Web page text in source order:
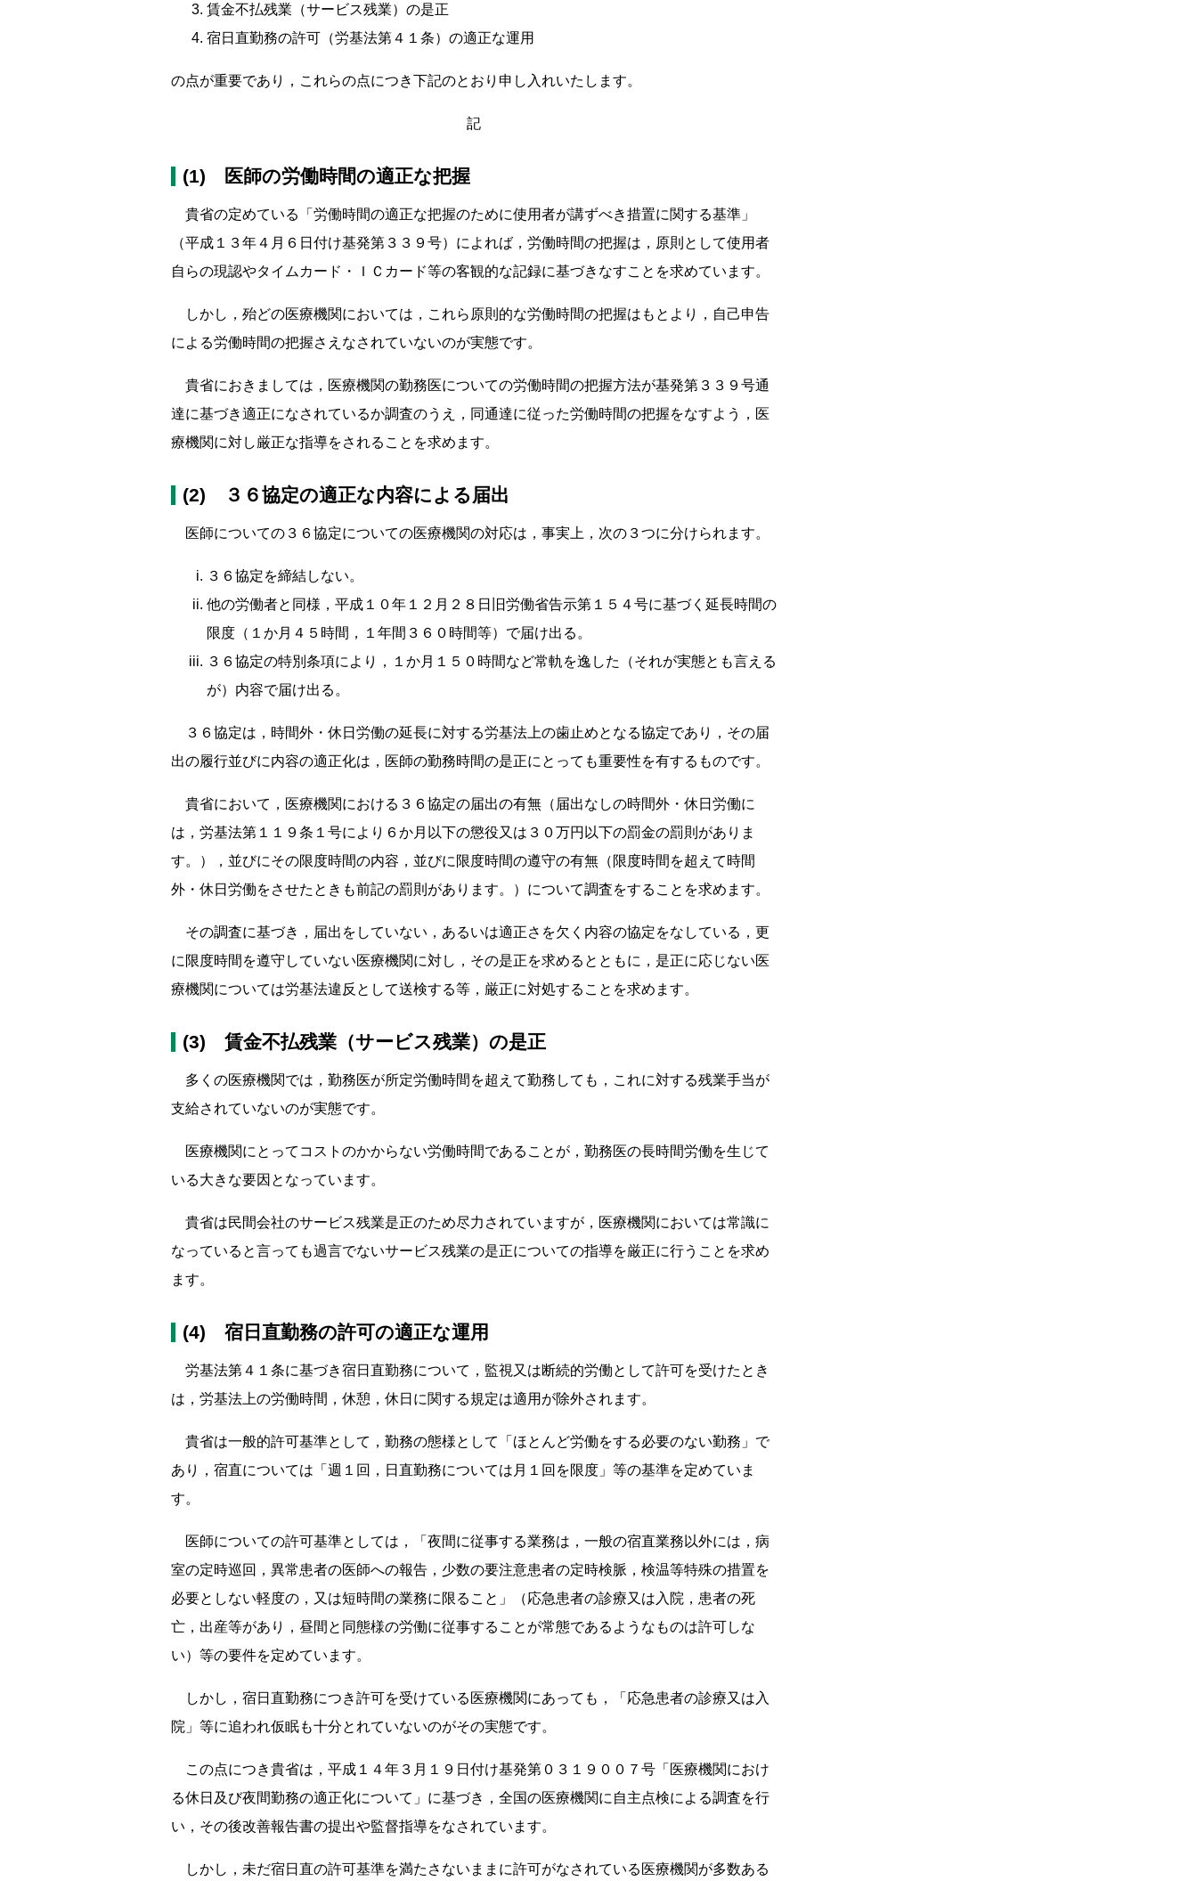
賃金不払残業（サービス残業）の是正
宿日直勤務の許可（労基法第４１条）の適正な運用
の点が重要であり，これらの点につき下記のとおり申し入れいたします。
記
(1) 医師の労働時間の適正な把握
貴省の定めている「労働時間の適正な把握のために使用者が講ずべき措置に関する基準」
（平成１３年４月６日付け基発第３３９号）によれば，労働時間の把握は，原則として使用者
自らの現認やタイムカード・ＩＣカード等の客観的な記録に基づきなすことを求めています。
しかし，殆どの医療機関においては，これら原則的な労働時間の把握はもとより，自己申告
による労働時間の把握さえなされていないのが実態です。
貴省におきましては，医療機関の勤務医についての労働時間の把握方法が基発第３３９号通
達に基づき適正になされているか調査のうえ，同通達に従った労働時間の把握をなすよう，医
療機関に対し厳正な指導をされることを求めます。
(2) ３６協定の適正な内容による届出
医師についての３６協定についての医療機関の対応は，事実上，次の３つに分けられます。
３６協定を締結しない。
他の労働者と同様，平成１０年１２月２８日旧労働省告示第１５４号に基づく延長時間の
限度（１か月４５時間，１年間３６０時間等）で届け出る。
３６協定の特別条項により，１か月１５０時間など常軌を逸した（それが実態とも言える
が）内容で届け出る。
３６協定は，時間外・休日労働の延長に対する労基法上の歯止めとなる協定であり，その届
出の履行並びに内容の適正化は，医師の勤務時間の是正にとっても重要性を有するものです。
貴省において，医療機関における３６協定の届出の有無（届出なしの時間外・休日労働に
は，労基法第１１９条１号により６か月以下の懲役又は３０万円以下の罰金の罰則がありま
す。），並びにその限度時間の内容，並びに限度時間の遵守の有無（限度時間を超えて時間
外・休日労働をさせたときも前記の罰則があります。）について調査をすることを求めます。
その調査に基づき，届出をしていない，あるいは適正さを欠く内容の協定をなしている，更
に限度時間を遵守していない医療機関に対し，その是正を求めるとともに，是正に応じない医
療機関については労基法違反として送検する等，厳正に対処することを求めます。
(3) 賃金不払残業（サービス残業）の是正
多くの医療機関では，勤務医が所定労働時間を超えて勤務しても，これに対する残業手当が
支給されていないのが実態です。
医療機関にとってコストのかからない労働時間であることが，勤務医の長時間労働を生じて
いる大きな要因となっています。
貴省は民間会社のサービス残業是正のため尽力されていますが，医療機関においては常識に
なっていると言っても過言でないサービス残業の是正についての指導を厳正に行うことを求め
ます。
(4) 宿日直勤務の許可の適正な運用
労基法第４１条に基づき宿日直勤務について，監視又は断続的労働として許可を受けたとき
は，労基法上の労働時間，休憩，休日に関する規定は適用が除外されます。
貴省は一般的許可基準として，勤務の態様として「ほとんど労働をする必要のない勤務」で
あり，宿直については「週１回，日直勤務については月１回を限度」等の基準を定めていま
す。
医師についての許可基準としては，「夜間に従事する業務は，一般の宿直業務以外には，病
室の定時巡回，異常患者の医師への報告，少数の要注意患者の定時検脈，検温等特殊の措置を
必要としない軽度の，又は短時間の業務に限ること」（応急患者の診療又は入院，患者の死
亡，出産等があり，昼間と同態様の労働に従事することが常態であるようなものは許可しな
い）等の要件を定めています。
しかし，宿日直勤務につき許可を受けている医療機関にあっても，「応急患者の診療又は入
院」等に追われ仮眠も十分とれていないのがその実態です。
この点につき貴省は，平成１４年３月１９日付け基発第０３１９００７号「医療機関におけ
る休日及び夜間勤務の適正化について」に基づき，全国の医療機関に自主点検による調査を行
い，その後改善報告書の提出や監督指導をなされています。
しかし，未だ宿日直の許可基準を満たさないままに許可がなされている医療機関が多数ある